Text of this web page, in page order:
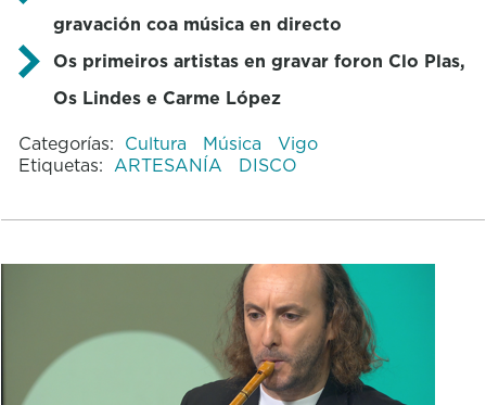
gravación coa música en directo
Os primeiros artistas en gravar foron Clo Plas,
Os Lindes e Carme López
Categorías: Cultura Música
Vigo
Etiquetas: ARTESANÍA DISCO